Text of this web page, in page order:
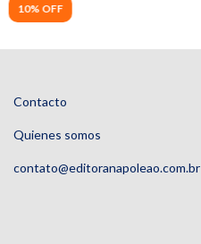
10% OFF
Contacto
Quienes somos
contato@editoranapoleao.com.br